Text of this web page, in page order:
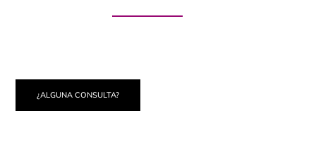
¿ALGUNA CONSULTA?